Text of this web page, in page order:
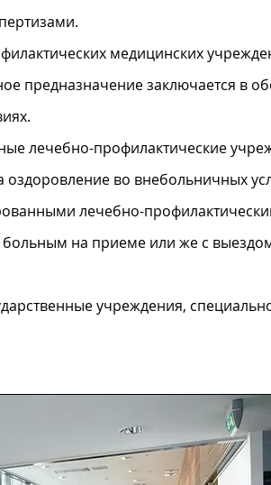
медицинских
предназначение заключается в
лечебно-профилактические
во внебольничных
лечебно-
на приеме или же с
учреждения,